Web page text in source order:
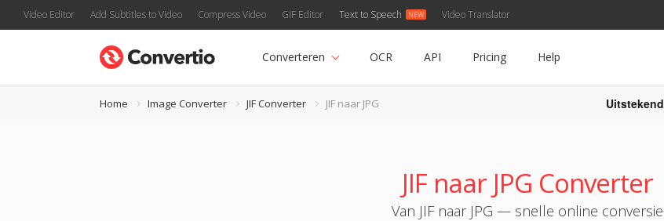
Video Editor Add Subtitles to Video Compress Video GIF Editor Text to Speech Video Translator
Converteren OCR API Pricing Help
Home Image Converter JIF Converter JIF naar JPG Uitstekend
JIF naar JPG Converter
Van JIF naar JPG — snelle online conversie